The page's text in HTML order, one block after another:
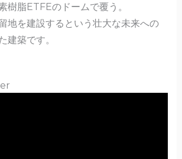
樹脂ETFEのドームで覆う。
地を建設するという壮大な未来への
建築です。